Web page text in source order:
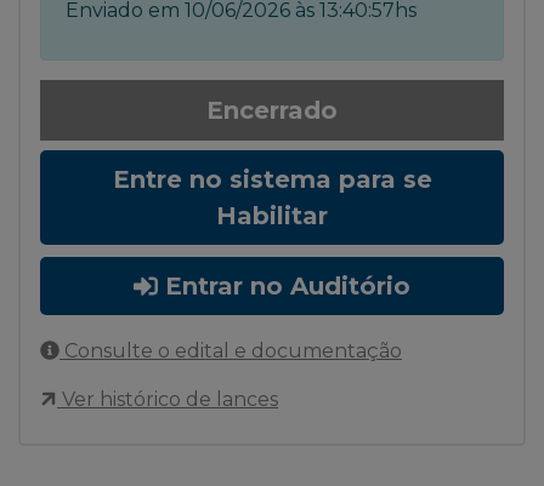
Enviado em 10/06/2026 às 13:40:57hs
Encerrado
Entre no sistema para se
Habilitar
Entrar no Auditório
Consulte o edital e documentação
Ver histórico de lances